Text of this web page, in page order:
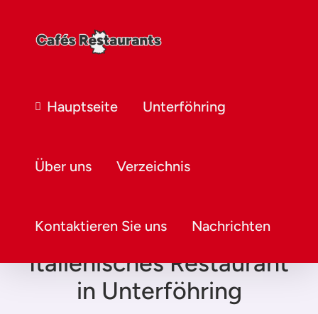
Hauptseite Unterföhring
Über uns Verzeichnis
Kontaktieren Sie uns Nachrichten
Italienisches Restaurant
in Unterföhring